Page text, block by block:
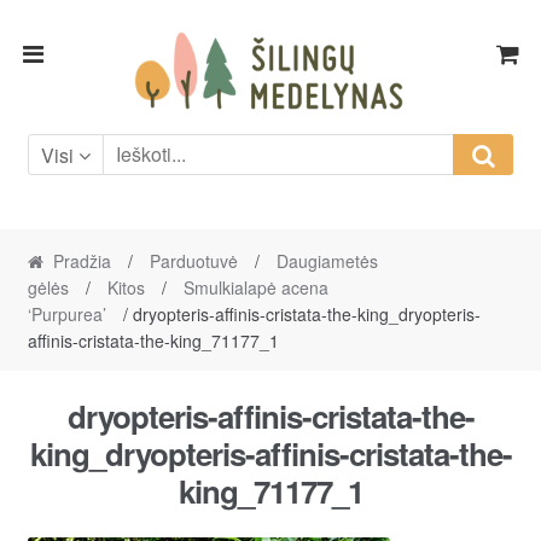
Skip
Skip
Visi
Pradžia / Parduotuvė /
Daugiametės
gėlės
/ Kitos /
Smulkialapė acena
‘Purpurea’
/ dryopteris-affinis-cristata-the-king_dryopteris-
affinis-cristata-the-king_71177_1
dryopteris-affinis-cristata-the-
king_dryopteris-affinis-cristata-the-
king_71177_1